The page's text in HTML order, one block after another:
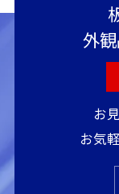
外
お
お気